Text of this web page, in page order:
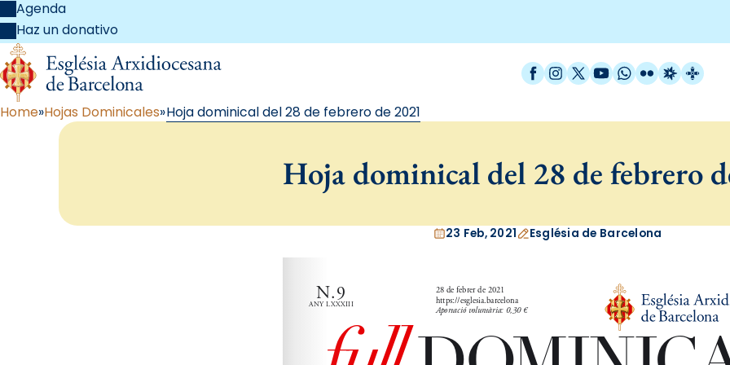
Agenda
Haz un donativo
Facebook
Instagram
X / Twitter
YouTube
WhatsApp
FlickrRadio
Home Hojas Dominicales Hoja dominical del 28 de febrero de 2021
Hoja dominical del 28 de febrero
23 Feb, 2021 Església de Barcelona